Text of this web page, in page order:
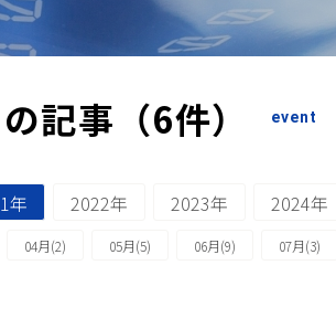
記事（6件） event
年 2022年 2023年 2024年
04月(2) 05月(5) 06月(9) 07月(3)